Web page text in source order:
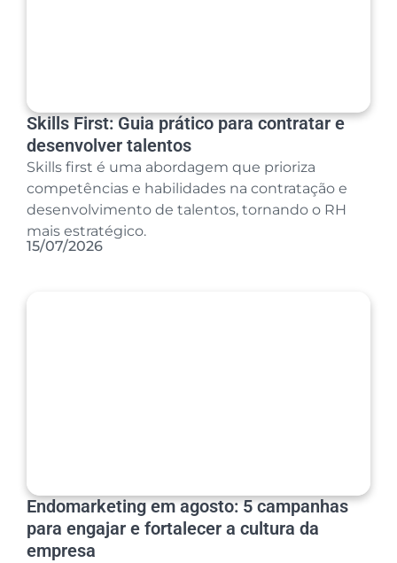
Skills First: Guia prático para contratar e
desenvolver talentos
Skills first é uma abordagem que prioriza
competências e habilidades na contratação e
desenvolvimento de talentos, tornando o RH
mais estratégico.
15/07/2026
Endomarketing em agosto: 5 campanhas
para engajar e fortalecer a cultura da
empresa